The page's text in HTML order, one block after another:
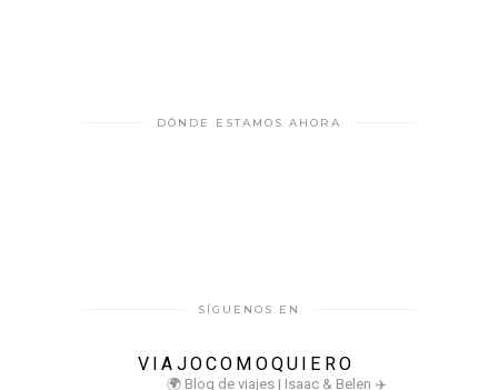
DÓNDE ESTAMOS AHORA
SÍGUENOS EN
VIAJOCOMOQUIERO
🌍 Blog de viajes | Isaac & Belen ✈️